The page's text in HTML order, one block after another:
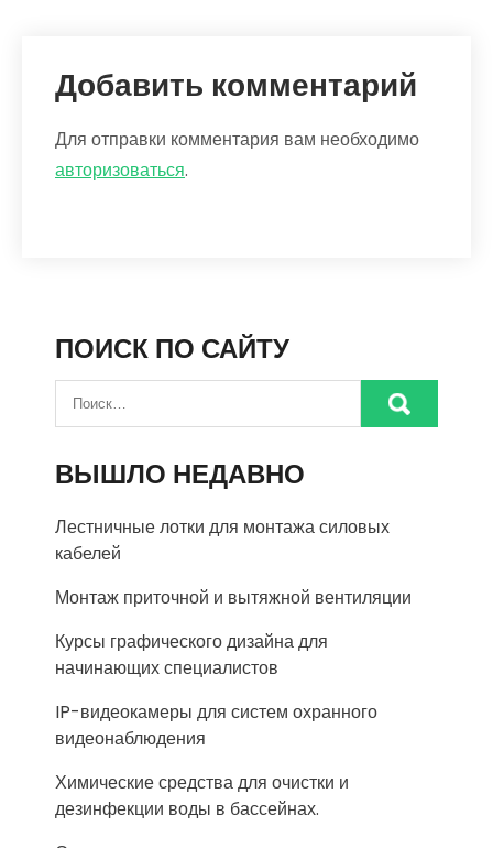
Добавить комментарий
Для отправки комментария вам необходимо
авторизоваться.
ПОИСК ПО САЙТУ
ВЫШЛО НЕДАВНО
Лестничные лотки для монтажа силовых
кабелей
Монтаж приточной и вытяжной вентиляции
Курсы графического дизайна для
начинающих специалистов
IP-видеокамеры для систем охранного
видеонаблюдения
Химические средства для очистки и
дезинфекции воды в бассейнах.